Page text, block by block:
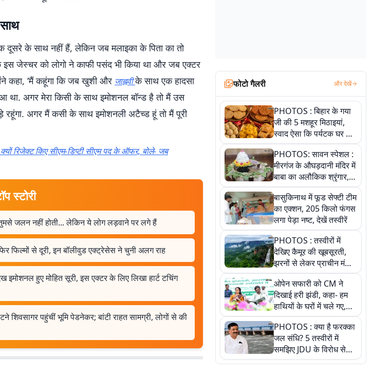
के साथ नहीं हैं, लेकिन जब मलाइका के पिता का तो
जेस्चर को लोगो ने काफी पसंद भी किया था और जब एक्टर
कहा, ‘मैं कहूंगा कि जब खुशी और जाह्नवीके साथ एक हादसा
था. अगर मेरा किसी के साथ इमोशनल बॉन्ड है तो मैं उस
अगर मैं कसी के साथ इमोशनली अटैच्ड हूं तो मैं पूरी
रिजेक्ट किए सीएम-डिप्टी सीएम पद के ऑफर, बोले- जब
स्टोरी
जलन नहीं होती... लेकिन ये लोग लड़वाने पर लगे हैं
फिल्मों से दूरी, इन बॉलीवुड एक्ट्रेसेस ने चुनी अलग राह
हुए मोहित सूरी, इस एक्टर के लिए लिखा हार्ट टचिंग
शिवसागर पहुंचीं भूमि पेडनेकर; बांटी राहत सामग्री, लोगों से की
फोटो गैलरी और देखें
PHOTOS : बिहार के गया
जी की 5 मशहूर मिठाइयां,
स्वाद ऐसा कि पर्यटक घर ले
जाना नहीं भूलते, तस्वीरों में
देखें
PHOTOS: सावन स्पेशल :
मीरगंज के औघड़दानी मंदिर में
बाबा का अलौकिक श्रृंगार,
तस्वीरों में देखें महादेव के कई
मनमोहक स्वरूप
बासुकिनाथ में फूड सेफ्टी टीम
का एक्शन, 205 किलो फंगस
लगा पेड़ा नष्ट, देखें तस्वीरें
PHOTOS : तस्वीरों में
देखिए कैमूर की खूबसूरती,
झरनों से लेकर प्राचीन मंदिरों
तक प्रकृति और आस्था का
अद्भुत संगम
ओपेन सफारी को CM ने
दिखाई हरी झंडी, कहा- हम
हाथियों के घरों में चले गए,
देखें तस्वीरें
PHOTOS : क्या है फरक्का
जल संधि? 5 तस्वीरों में
समझिए JDU के विरोध से
लेकर बिहार पर असर तक